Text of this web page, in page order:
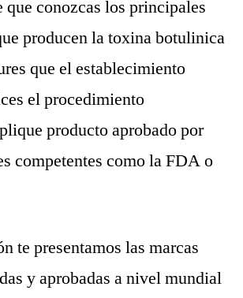
que conozcas los principales
producen la toxina botulinica
que el establecimiento
el procedimiento
producto aprobado por
competentes como la FDA o
te presentamos las marcas
y aprobadas a nivel mundial